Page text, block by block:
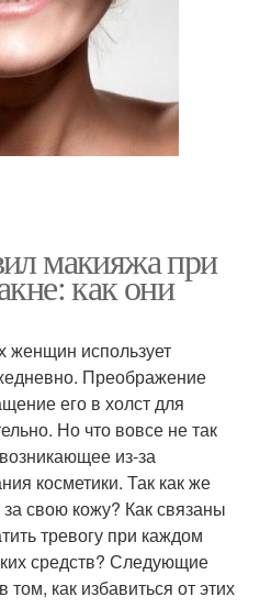
макияжа при
как они
использует
Преображение
его в холст для
Но что вовсе не так
из-за
косметики. Так как же
свою кожу? Как связаны
тревогу при каждом
средств? Следующие
том, как избавиться от этих